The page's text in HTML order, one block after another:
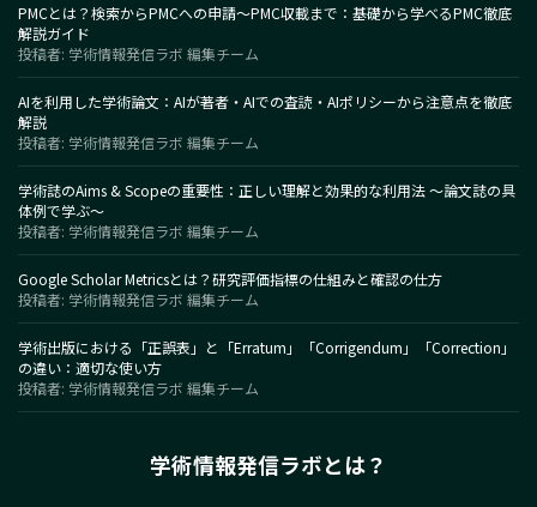
PMCとは？検索からPMCへの申請～PMC収載まで：基礎から学べるPMC徹底
解説ガイド
投稿者: 学術情報発信ラボ 編集チーム
AIを利用した学術論文：AIが著者・AIでの査読・AIポリシーから注意点を徹底
解説
投稿者: 学術情報発信ラボ 編集チーム
学術誌のAims & Scopeの重要性：正しい理解と効果的な利用法 〜論文誌の具
体例で学ぶ〜
投稿者: 学術情報発信ラボ 編集チーム
Google Scholar Metricsとは？研究評価指標の仕組みと確認の仕方
投稿者: 学術情報発信ラボ 編集チーム
学術出版における「正誤表」と「Erratum」「Corrigendum」「Correction」
の違い：適切な使い方
投稿者: 学術情報発信ラボ 編集チーム
学術情報発信ラボとは？